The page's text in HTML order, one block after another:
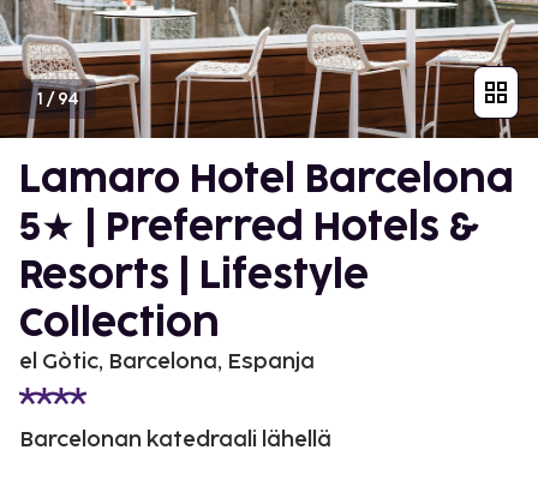
1 /94
Lamaro Hotel Barcelona
5★ | Preferred Hotels &
Resorts | Lifestyle
Collection
el Gòtic, Barcelona, Espanja
Barcelonan katedraali lähellä